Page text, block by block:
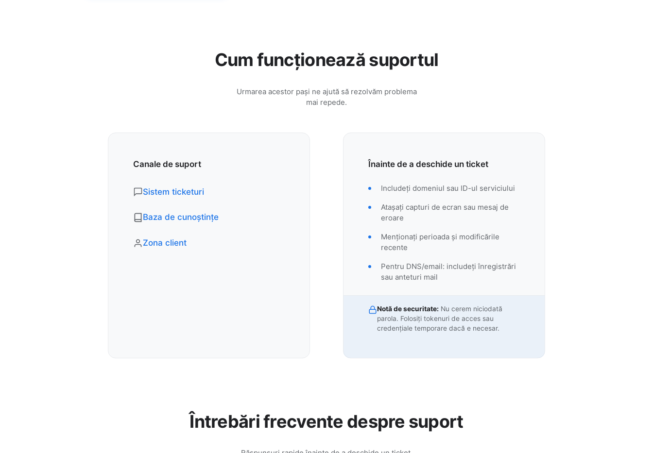
Cum funcționează suportul
Urmarea acestor pași ne ajută să rezolvăm problema
mai repede.
Canale de suport
Sistem ticketuri
Baza de cunoștințe
Zona client
Înainte de a deschide un ticket
Includeți domeniul sau ID-ul serviciului
Atașați capturi de ecran sau mesaj de
eroare
Menționați perioada și modificările
recente
Pentru DNS/email: includeți înregistrări
sau anteturi mail
Notă de securitate: Nu cerem niciodată
parola. Folosiți tokenuri de acces sau
credențiale temporare dacă e necesar.
Întrebări frecvente despre suport